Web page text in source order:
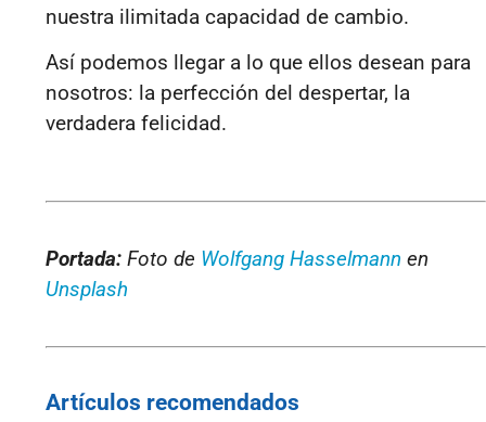
nuestra ilimitada capacidad de cambio.
Así podemos llegar a lo que ellos desean para
nosotros: la perfección del despertar, la
verdadera felicidad.
Portada: Foto de Wolfgang Hasselmann en
Unsplash
Artículos recomendados